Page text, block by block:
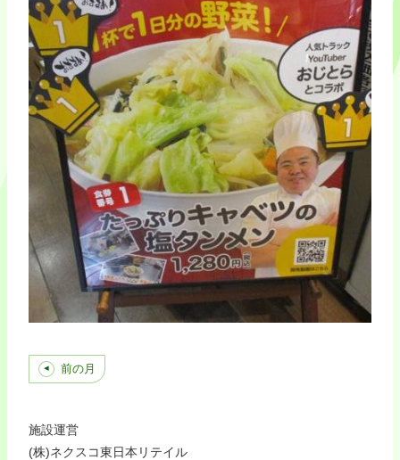
前の月
施設運営
(株)ネクスコ東日本リテイル